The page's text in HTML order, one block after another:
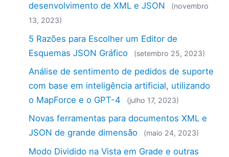
desenvolvimento de XML e JSON
(novembro
13, 2023)
5 Razões para Escolher um Editor de
Esquemas JSON Gráfico
(setembro 25, 2023)
Análise de sentimento de pedidos de suporte
com base em inteligência artificial, utilizando
o MapForce e o GPT-4
(julho 17, 2023)
Novas ferramentas para documentos XML e
JSON de grande dimensão
(maio 24, 2023)
Modo Dividido na Vista em Grade e outras